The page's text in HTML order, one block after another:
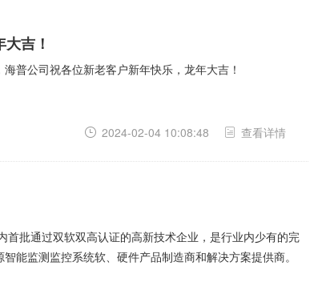
吉！
普公司祝各位新老客户新年快乐，龙年大吉！
2024-02-04 10:08:48 查看详情
批通过双软双高认证的高新技术企业，是行业内少有的完
能监测监控系统软、硬件产品制造商和解决方案提供商。